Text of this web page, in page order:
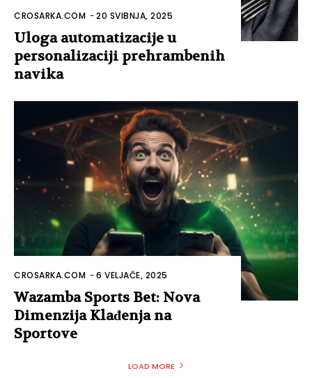
CROSARKA.COM -20 SVIBNJA, 2025
Uloga automatizacije u
personalizaciji prehrambenih
navika
CROSARKA.COM -6 VELJAČE, 2025
Wazamba Sports Bet: Nova
Dimenzija Klađenja na
Sportove
LOAD MORE